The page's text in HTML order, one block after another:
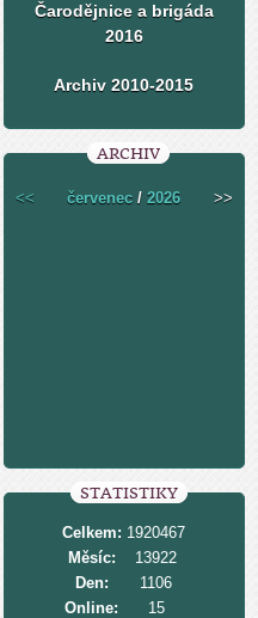
Čarodějnice a brigáda
2016
Archiv 2010-2015
ARCHIV
<< červenec /2026 >>
STATISTIKY
Online: 15
Celkem: 1920467
Měsíc:
13922
Den:
1106